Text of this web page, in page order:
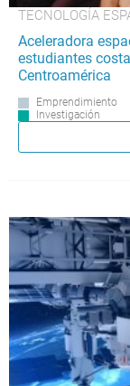
TECNOLOGÍA
Aceleradora
estudiantes
Centroamérica
Emprendimiento
Investigación